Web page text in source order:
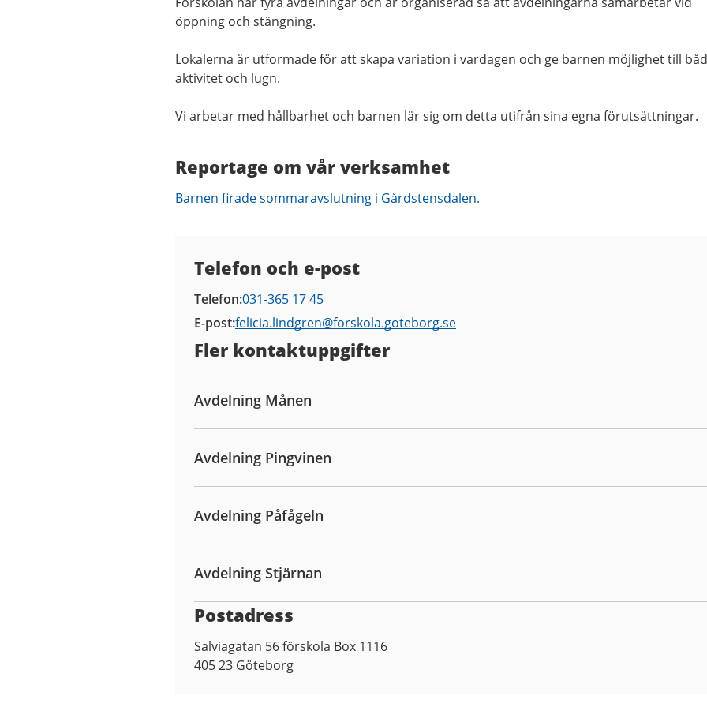
öppning och stängning.
Lokalerna är utformade för att skapa variation i vardagen och ge barnen möjlighet till
aktivitet och lugn.
Vi arbetar med hållbarhet och barnen lär sig om detta utifrån sina egna förutsättningar.
Reportage om vår verksamhet
Barnen firade sommaravslutning i Gårdstensdalen.
Telefon och e-post
Telefon 031-365 17 45
E-postfelicia.lindgren@forskola.goteborg.se
Fler kontaktuppgifter
Avdelning Månen
Avdelning Pingvinen
Avdelning Påfågeln
Avdelning Stjärnan
Postadress
Salviagatan 56 förskola Box 1116
405 23 Göteborg